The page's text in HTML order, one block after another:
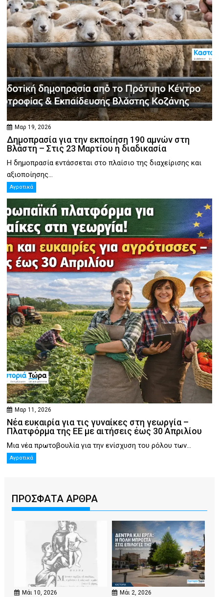
Μαρ 19, 2026
Δημοπρασία για την εκποίηση 190 αμνών στη
Βλάστη – Στις 23 Μαρτίου η διαδικασία
Η δημοπρασία εντάσσεται στο πλαίσιο της διαχείρισης και
αξιοποίησης...
Αγροτικά
Μαρ 11, 2026
Νέα ευκαιρία για τις γυναίκες στη γεωργία –
Πλατφόρμα της ΕΕ με αιτήσεις έως 30 Απριλίου
Μια νέα πρωτοβουλία για την ενίσχυση του ρόλου των...
Αγροτικά
ΠΡΟΣΦΑΤΑ ΑΡΘΡΑ
Μάι 10, 2026 Μάι 2, 2026